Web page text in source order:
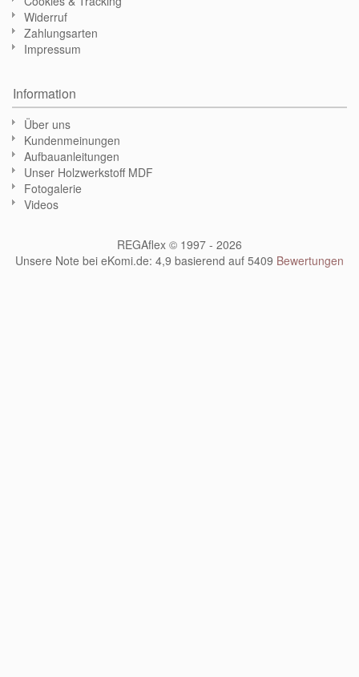
Widerruf
Zahlungsarten
Impressum
Information
Über uns
Kundenmeinungen
Aufbauanleitungen
Unser Holzwerkstoff MDF
Fotogalerie
Videos
REGAflex © 1997 - 2026
Unsere Note bei eKomi.de: 4,9 basierend auf 5409 Bewertungen